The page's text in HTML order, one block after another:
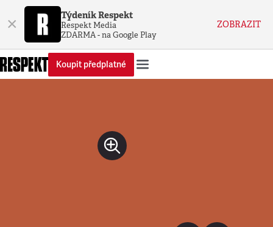
× Týdeník Respekt
Respekt Media
ZDARMA - na Google Play
ZOBRAZIT
Koupit předplatné